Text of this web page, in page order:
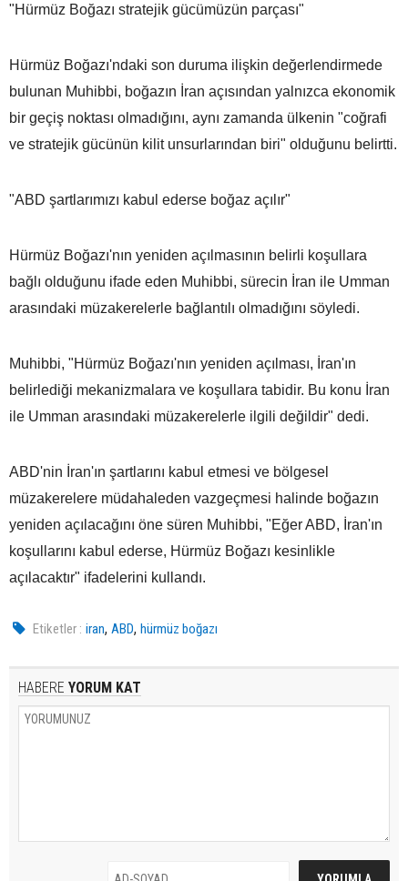
"Hürmüz Boğazı stratejik gücümüzün parçası"
Hürmüz Boğazı'ndaki son duruma ilişkin değerlendirmede
bulunan Muhibbi, boğazın İran açısından yalnızca ekonomik
bir geçiş noktası olmadığını, aynı zamanda ülkenin "coğrafi
ve stratejik gücünün kilit unsurlarından biri" olduğunu belirtti.
"ABD şartlarımızı kabul ederse boğaz açılır"
Hürmüz Boğazı'nın yeniden açılmasının belirli koşullara
bağlı olduğunu ifade eden Muhibbi, sürecin İran ile Umman
arasındaki müzakerelerle bağlantılı olmadığını söyledi.
Muhibbi, "Hürmüz Boğazı'nın yeniden açılması, İran'ın
belirlediği mekanizmalara ve koşullara tabidir. Bu konu İran
ile Umman arasındaki müzakerelerle ilgili değildir" dedi.
ABD'nin İran'ın şartlarını kabul etmesi ve bölgesel
müzakerelere müdahaleden vazgeçmesi halinde boğazın
yeniden açılacağını öne süren Muhibbi, "Eğer ABD, İran'ın
koşullarını kabul ederse, Hürmüz Boğazı kesinlikle
açılacaktır" ifadelerini kullandı.
Etiketler : iran,ABD,hürmüz boğazı
HABERE YORUM KAT